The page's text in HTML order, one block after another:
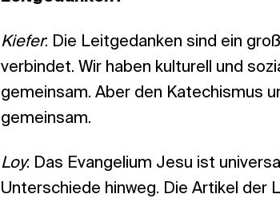
Kiefer: Die Leitgedanken sind ein
verbindet. Wir haben kulturell und
gemeinsam. Aber den Katechismus
gemeinsam.
Loy: Das Evangelium Jesu ist
Unterschiede hinweg. Die Artikel der